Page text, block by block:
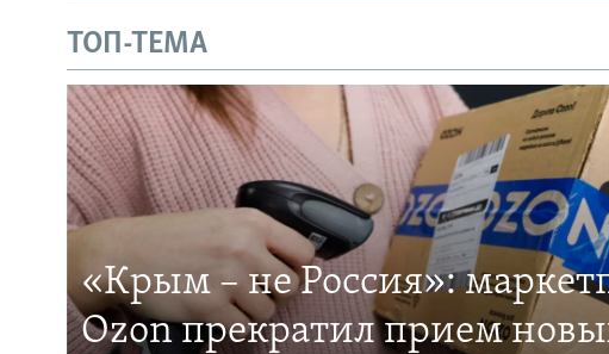
ТОП-ТЕМА
«Крым – не Россия»:
Ozon прекратил прием